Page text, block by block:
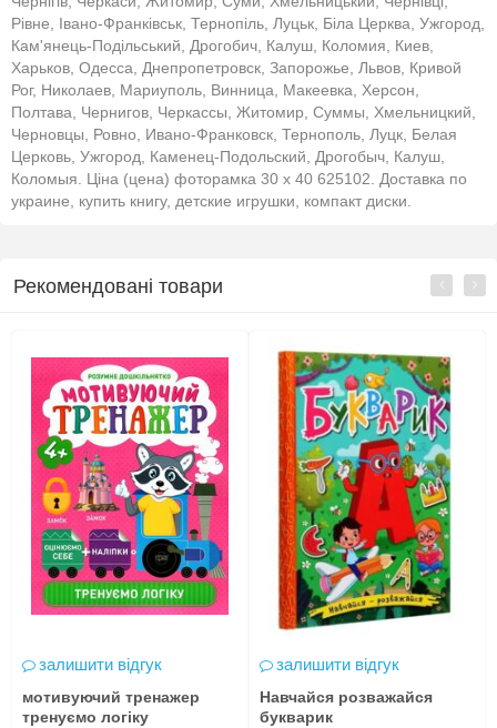
Рівне, Івано-Франківськ, Тернопіль, Луцьк, Біла Церква, Ужгород,
Кам'янець-Подільський, Дрогобич, Калуш, Коломия, Киев,
Харьков, Одесса, Днепропетровск, Запорожье, Львов, Кривой
Рог, Николаев, Мариуполь, Винница, Макеевка, Херсон,
Полтава, Чернигов, Черкассы, Житомир, Суммы, Хмельницкий,
Черновцы, Ровно, Ивано-Франковск, Тернополь, Луцк, Белая
Церковь, Ужгород, Каменец-Подольский, Дрогобыч, Калуш,
Коломыя. Ціна (цена) фоторамка 30 х 40 625102. Доставка по
украине, купить книгу, детские игрушки, компакт диски.
Рекомендовані товари
залишити відгук
мотивуючий тренажер
тренуємо логіку
залишити відгук
Навчайся розважайся
букварик